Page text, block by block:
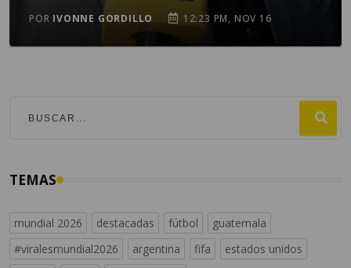
POR IVONNE GORDILLO 12:23 PM, NOV 16
TEMAS
mundial 2026 destacadas fútbol
guatemala
#viralesmundial2026
argentina fifa
estados unidos